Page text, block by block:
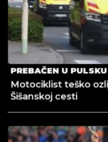
PREBAČEN U
Motociklist teško
Šišanskoj cesti